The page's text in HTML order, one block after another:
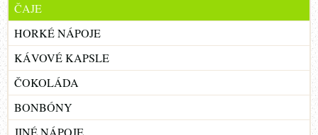
ČAJE
HORKÉ NÁPOJE
KÁVOVÉ KAPSLE
ČOKOLÁDA
BONBÓNY